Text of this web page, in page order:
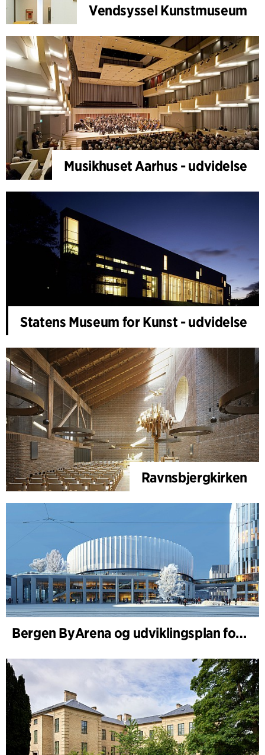
Vendsyssel Kunstmuseum
Musikhuset Aarhus - udvidelse
Statens Museum for Kunst - udvidelse
Ravnsbjergkirken
Bergen ByArena og udviklingsplan for Nygårdstangen